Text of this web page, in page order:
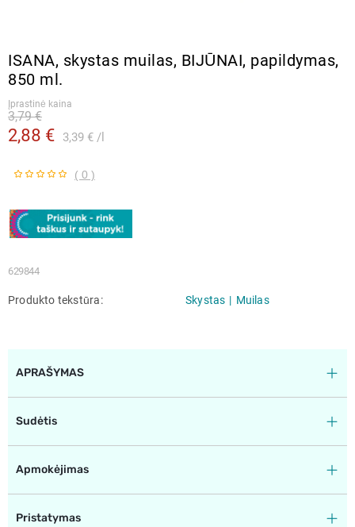
ISANA, skystas muilas, BIJŪNAI, papildymas,
850 ml.
Įprastinė kaina
2,88 € 3,39 €
3,79 €
( 0 )
629844
Produkto tekstūra Skystas Muilas
APRAŠYMAS
Sudėtis
Apmokėjimas
Pristatymas